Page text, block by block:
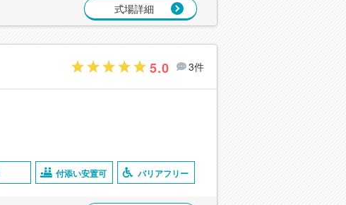
式場詳細
5.0 3件
付添い安置可 バリアフリー